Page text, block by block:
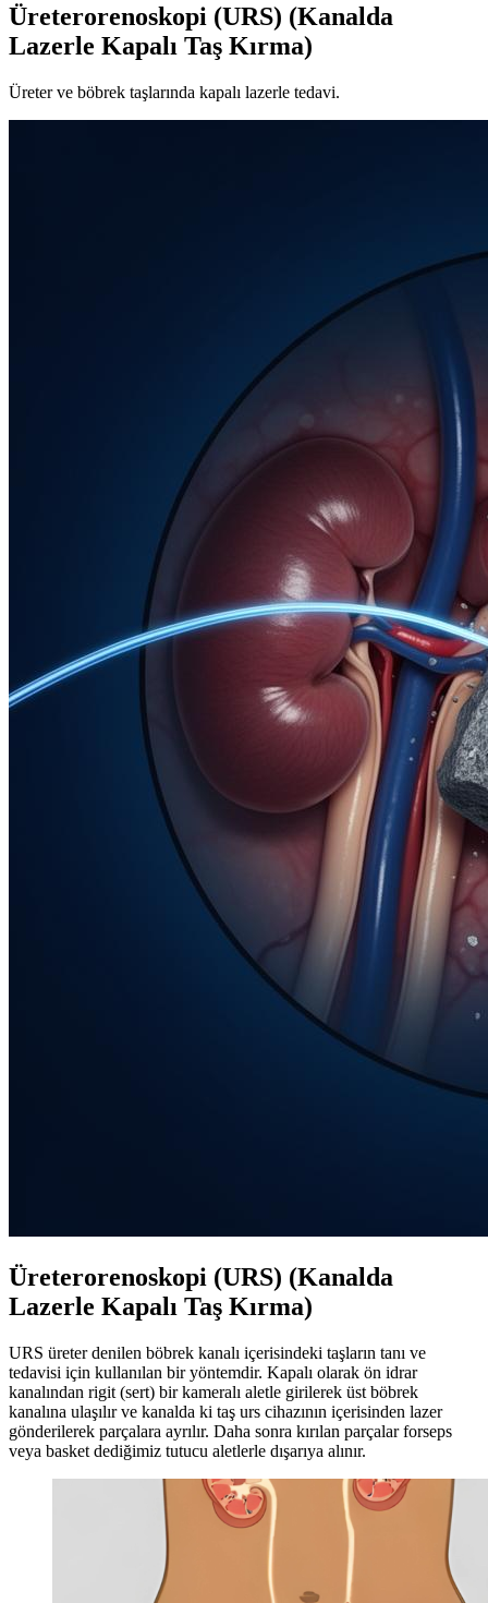
Üreterorenoskopi (URS) (Kanalda
Lazerle Kapalı Taş Kırma)
Üreter ve böbrek taşlarında kapalı lazerle tedavi.
Üreterorenoskopi (URS) (Kanalda
Lazerle Kapalı Taş Kırma)
URS üreter denilen böbrek kanalı içerisindeki taşların tanı ve
tedavisi için kullanılan bir yöntemdir. Kapalı olarak ön idrar
kanalından rigit (sert) bir kameralı aletle girilerek üst böbrek
kanalına ulaşılır ve kanalda ki taş urs cihazının içerisinden lazer
gönderilerek parçalara ayrılır. Daha sonra kırılan parçalar forseps
veya basket dediğimiz tutucu aletlerle dışarıya alınır.